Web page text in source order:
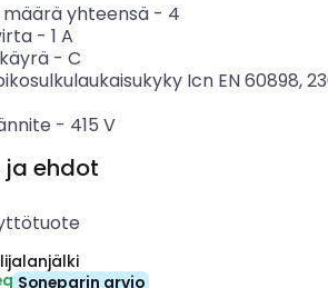
määrä yhteensä- 4
- 1 A
- C
Icn EN 60898,
- 415 V
ja ehdot
Soneparin arvio